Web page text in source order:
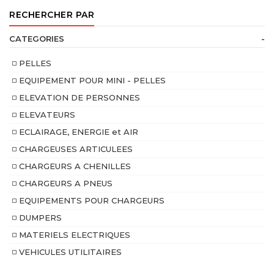
RECHERCHER PAR
CATEGORIES -
PELLES
EQUIPEMENT POUR MINI - PELLES
ELEVATION DE PERSONNES
ELEVATEURS
ECLAIRAGE, ENERGIE et AIR
CHARGEUSES ARTICULEES
CHARGEURS A CHENILLES
CHARGEURS A PNEUS
EQUIPEMENTS POUR CHARGEURS
DUMPERS
MATERIELS ELECTRIQUES
VEHICULES UTILITAIRES